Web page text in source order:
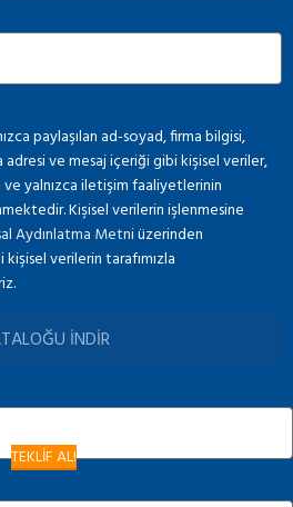
paylaşılan ad-soyad, firma bilgisi,
ve mesaj içeriği gibi kişisel veriler,
yalnızca iletişim faaliyetlerinin
Kişisel verilerin işlenmesine
Aydınlatma Metniüzerinden
verilerin tarafımızla
İNDİR
TEKLİF AL!